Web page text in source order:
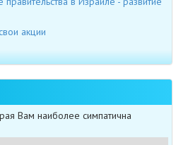
акции
Вам наиболее симпатична